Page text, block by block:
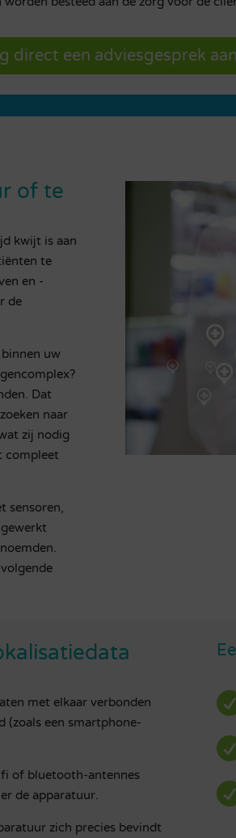
direct een adviesgesprek aan
of te
kwijt is aan
te
en -
de
uw
Dat
naar
zij nodig
compleet
sensoren,
met elkaar verbonden
(zoals een smartphone-
of bluetooth-antennes
de apparatuur.
zich precies bevindt